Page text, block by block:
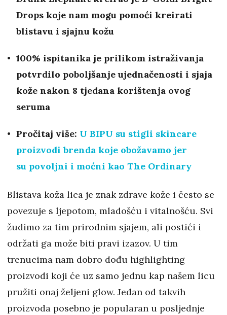
Drops koje nam mogu pomoći kreirati
blistavu i sjajnu kožu
100% ispitanika je prilikom istraživanja
potvrdilo poboljšanje ujednačenosti i sjaja
kože nakon 8 tjedana korištenja ovog
seruma
Pročitaj više: U BIPU su stigli skincare
proizvodi brenda koje obožavamo jer
su povoljni i moćni kao The Ordinary
Blistava koža lica je znak zdrave kože i često se
povezuje s ljepotom, mladošću i vitalnošću. Svi
žudimo za tim prirodnim sjajem, ali postići i
održati ga može biti pravi izazov. U tim
trenucima nam dobro dođu highlighting
proizvodi koji će uz samo jednu kap našem licu
pružiti onaj željeni glow. Jedan od takvih
proizvoda posebno je popularan u posljednje